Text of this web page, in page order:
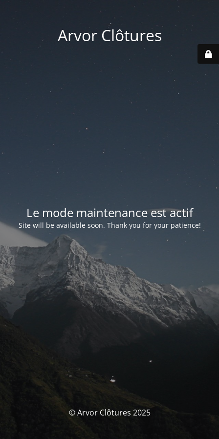
Arvor Clôtures
Le mode maintenance est actif
Site will be available soon. Thank you for your patience!
© Arvor Clôtures 2025